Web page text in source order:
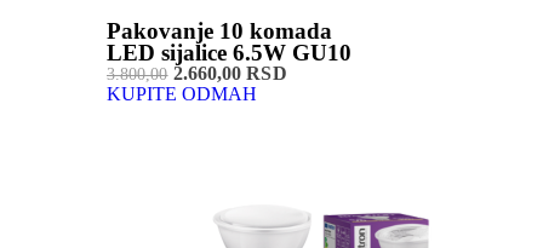
Pakovanje 10 komada
LED sijalice 6.5W GU10
3.800,002.660,00 RSD
KUPITE ODMAH